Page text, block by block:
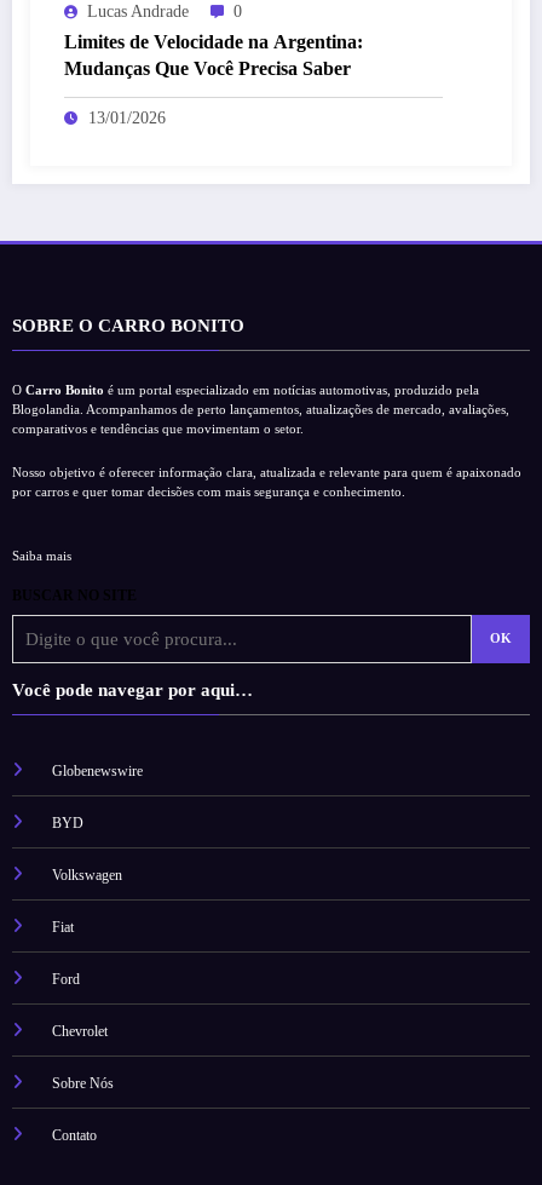
Lucas Andrade 0
Limites de Velocidade na Argentina:
Mudanças Que Você Precisa Saber
13/01/2026
SOBRE O CARRO BONITO
O Carro Bonito é um portal especializado em notícias automotivas, produzido pela
Blogolandia. Acompanhamos de perto lançamentos, atualizações de mercado, avaliações,
comparativos e tendências que movimentam o setor.
Nosso objetivo é oferecer informação clara, atualizada e relevante para quem é apaixonado
por carros e quer tomar decisões com mais segurança e conhecimento.
Saiba mais
BUSCAR NO SITE
OK
Você pode navegar por aqui…
Globenewswire
BYD
Volkswagen
Fiat
Ford
Chevrolet
Sobre Nós
Contato